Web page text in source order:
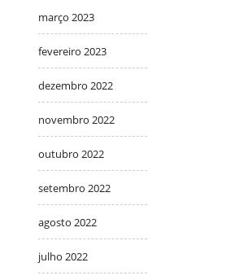
março 2023
fevereiro 2023
dezembro 2022
novembro 2022
outubro 2022
setembro 2022
agosto 2022
julho 2022